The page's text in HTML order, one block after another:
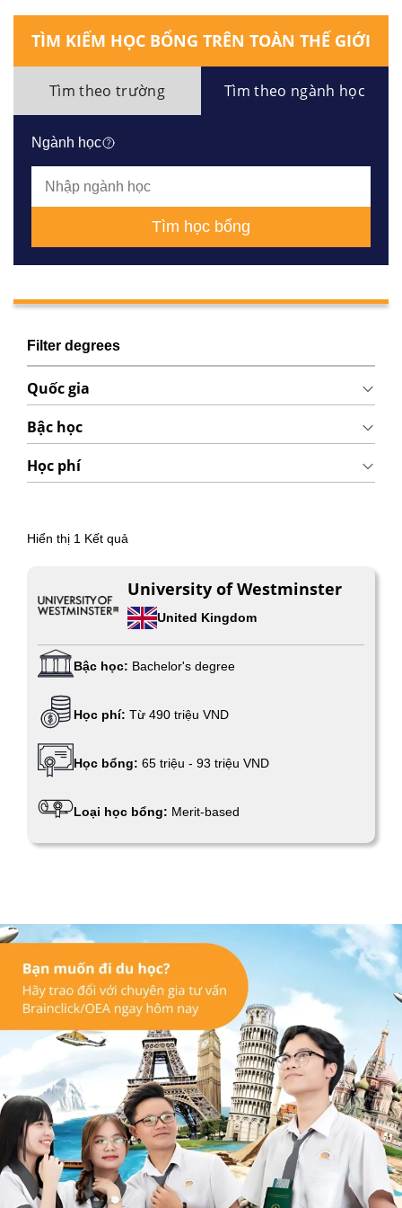
TÌM KIẾM HỌC BỔNG TRÊN TOÀN THẾ GIỚI
Tìm theo trường Tìm theo ngành học
Ngành học
Tìm học bổng
Filter degrees
Quốc gia
Bậc học
Học phí
Hiển thị 1 Kết quả
University of Westminster
United Kingdom
Bậc học: Bachelor's degree
Học phí: Từ 490 triệu VND
Học bổng: 65 triệu - 93 triệu VND
Loại học bổng: Merit-based